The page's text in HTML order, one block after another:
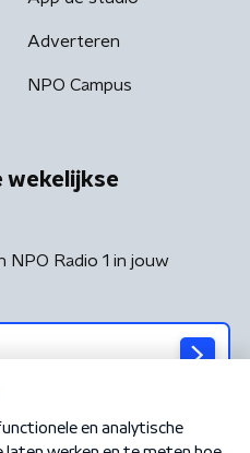
Adverteren
NPO Campus
wekelijkse
NPO Radio 1 in jouw